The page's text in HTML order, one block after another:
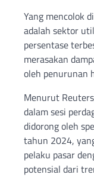
Yang mencolok
adalah sektor
persentase
merasakan
oleh penurunan
Menurut
dalam sesi
didorong oleh
tahun 2024,
pelaku pasar
potensial dari